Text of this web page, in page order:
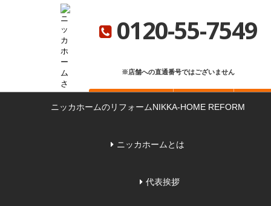
ニッカホーム総合サイト
0120-55-7549
※店舗への直通番号ではございません
ニッカホームのリフォームNIKKA-HOME REFORM
ニッカホームとは
代表挨拶